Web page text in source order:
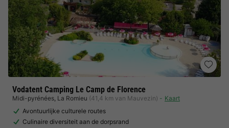
Vodatent Camping Le Camp de Florence
Midi-pyrénées, La Romieu (41,4 km van Mauvezin)
Kaart
Avontuurlijke culturele routes
Culinaire diversiteit aan de dorpsrand